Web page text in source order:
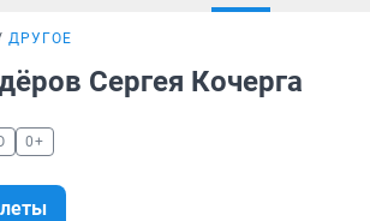
ДРУГОЕ
Сергея Кочерга
0+